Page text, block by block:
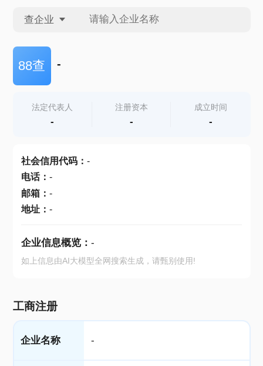
查企业
查企业
查产地
88查 -
法定代表人
-
注册资本
-
成立时间
-
社会信用代码： -
电话： -
邮箱： -
地址： -
企业信息概览： -
如上信息由AI大模型全网搜索生成，请甄别使用!
工商注册
企业名称 -